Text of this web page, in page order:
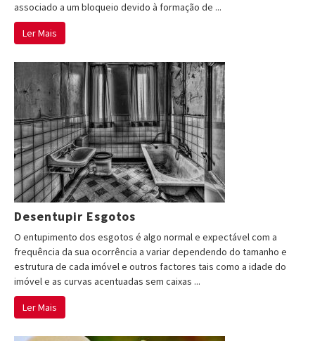
associado a um bloqueio devido à formação de ...
Ler Mais
Desentupir Esgotos
O entupimento dos esgotos é algo normal e expectável com a
frequência da sua ocorrência a variar dependendo do tamanho e
estrutura de cada imóvel e outros factores tais como a idade do
imóvel e as curvas acentuadas sem caixas ...
Ler Mais